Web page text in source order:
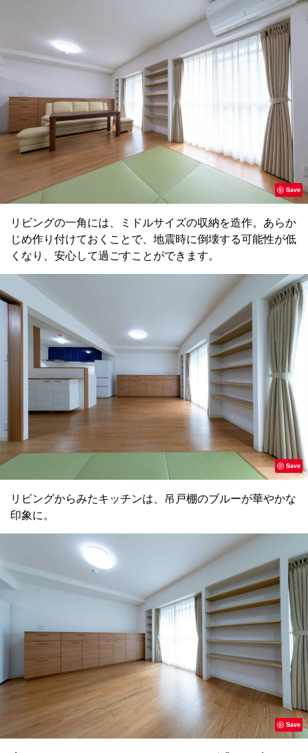
Save
リビングの一角には、ミドルサイズの収納を造作。あらか
じめ作り付けておくことで、地震時に倒壊する可能性が低
くなり、安心して過ごすことができます。
Save
リビングからみたキッチンは、吊戸棚のブルーが華やかな
印象に。
Save